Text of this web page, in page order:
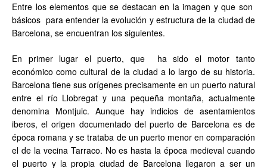
Entre los elementos que se destacan en la imagen y que son
básicos para entender la evolución y estructura de la ciudad de
Barcelona, se encuentran los siguientes.
En primer lugar el puerto, que ha sido el motor tanto
económico como cultural de la ciudad a lo largo de su historia.
Barcelona tiene sus orígenes precisamente en un puerto natural
entre el río Llobregat y una pequeña montaña, actualmente
denomina Montjuic. Aunque hay indicios de asentamientos
iberos, el origen documentado del puerto de Barcelona es de
época romana y se trataba de un puerto menor en comparación
el de la vecina Tarraco. No es hasta la época medieval cuando
el puerto y la propia ciudad de Barcelona llegaron a ser un